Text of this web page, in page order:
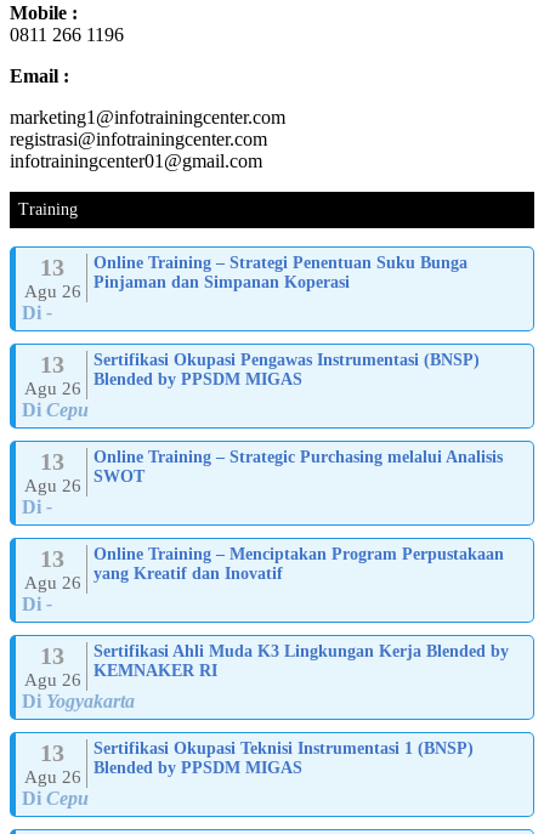
Mobile :
0811 266 1196
Email :
marketing1@infotrainingcenter.com
registrasi@infotrainingcenter.com
infotrainingcenter01@gmail.com
Training
13
Agu 26
Online Training – Strategi Penentuan Suku Bunga
Pinjaman dan Simpanan Koperasi
Di -
13
Agu 26
Sertifikasi Okupasi Pengawas Instrumentasi (BNSP)
Blended by PPSDM MIGAS
Di Cepu
13
Agu 26
Online Training – Strategic Purchasing melalui Analisis
SWOT
Di -
13
Agu 26
Online Training – Menciptakan Program Perpustakaan
yang Kreatif dan Inovatif
Di -
13
Agu 26
Sertifikasi Ahli Muda K3 Lingkungan Kerja Blended by
KEMNAKER RI
Di Yogyakarta
13
Agu 26
Sertifikasi Okupasi Teknisi Instrumentasi 1 (BNSP)
Blended by PPSDM MIGAS
Di Cepu